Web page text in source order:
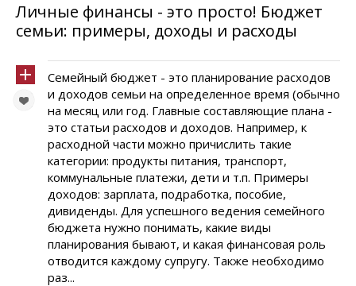
Личные финансы - это просто! Бюджет
семьи: примеры, доходы и расходы
Семейный бюджет - это планирование расходов
и доходов семьи на определенное время (обычно
на месяц или год. Главные составляющие плана -
это статьи расходов и доходов. Например, к
расходной части можно причислить такие
категории: продукты питания, транспорт,
коммунальные платежи, дети и т.п. Примеры
доходов: зарплата, подработка, пособие,
дивиденды. Для успешного ведения семейного
бюджета нужно понимать, какие виды
планирования бывают, и какая финансовая роль
отводится каждому супругу. Также необходимо
раз...